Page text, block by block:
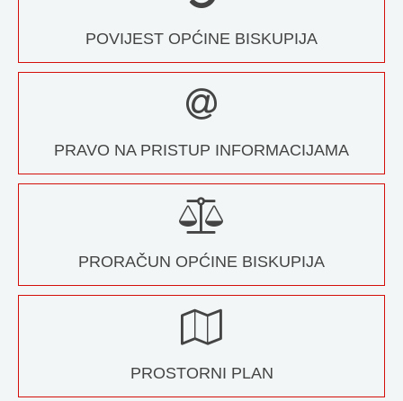
POVIJEST OPĆINE BISKUPIJA
PRAVO NA PRISTUP INFORMACIJAMA
PRORAČUN OPĆINE BISKUPIJA
PROSTORNI PLAN